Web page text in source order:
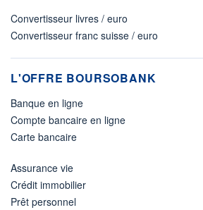
Convertisseur livres / euro
Convertisseur franc suisse / euro
L'OFFRE BOURSOBANK
Banque en ligne
Compte bancaire en ligne
Carte bancaire
Assurance vie
Crédit immobilier
Prêt personnel